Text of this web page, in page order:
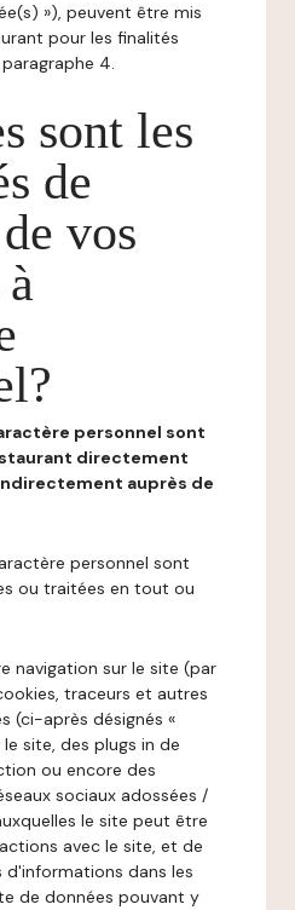
»), peuvent être mis
pour les finalités
4.
sont les
de
vos
personnel sont
directement
auprès de
personnel sont
ou traitées en tout ou
navigation sur le site (par
traceurs et autres
(ci-après désignés «
site, des plugs in de
ou encore des
sociaux adossées /
le site peut être
avec le site, et de
d'informations dans les
de données pouvant y